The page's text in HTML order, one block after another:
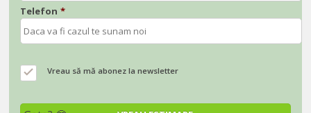
Telefon *
Vreau să mă abonez la newsletter